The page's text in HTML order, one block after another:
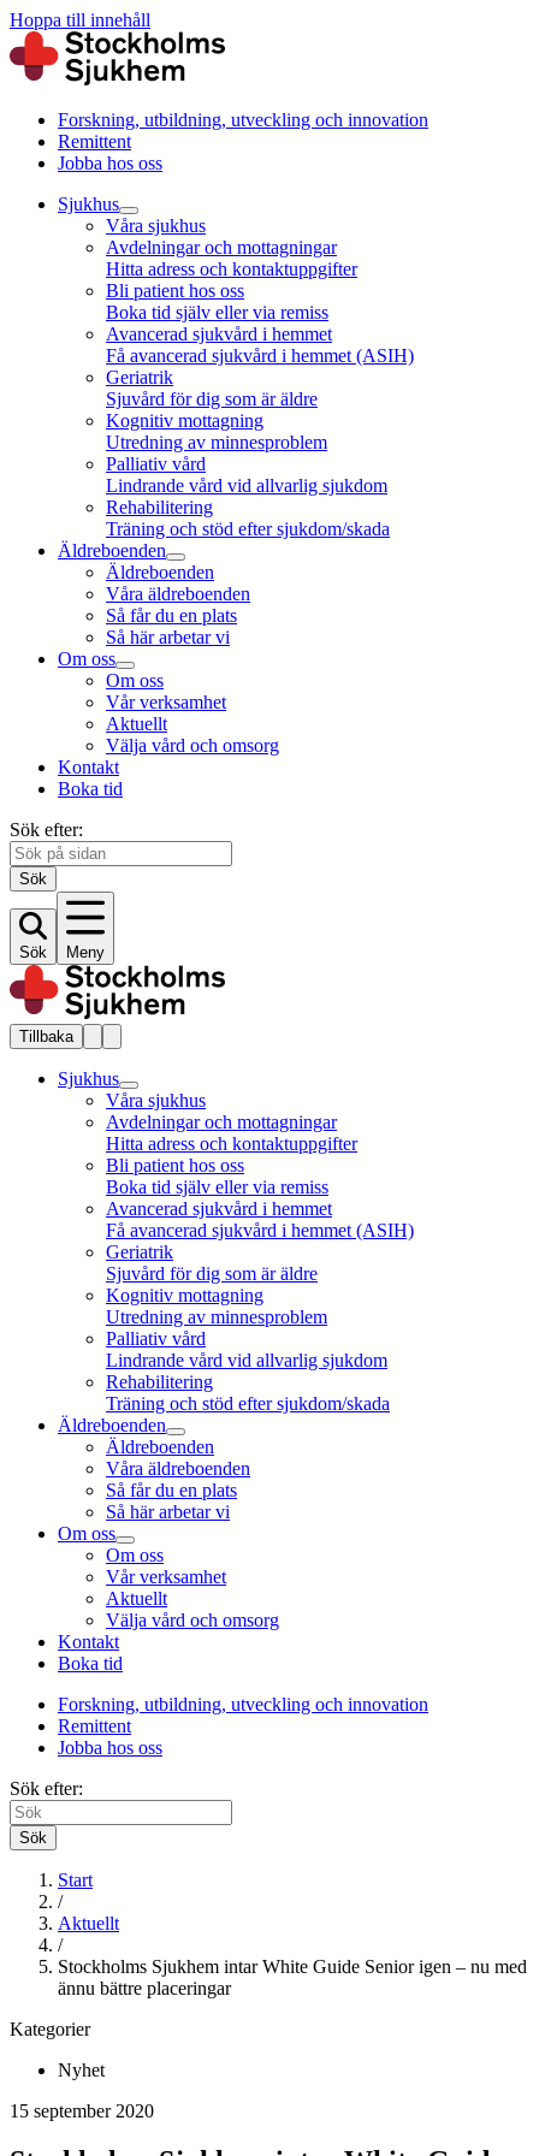
Hoppa till innehåll
Forskning, utbildning, utveckling och innovation
Remittent
Jobba hos oss
Sjukhus
Våra sjukhus
Avdelningar och mottagningar
Hitta adress och kontaktuppgifter
Bli patient hos oss
Boka tid själv eller via remiss
Avancerad sjukvård i hemmet
Få avancerad sjukvård i hemmet (ASIH)
Geriatrik
Sjuvård för dig som är äldre
Kognitiv mottagning
Utredning av minnesproblem
Palliativ vård
Lindrande vård vid allvarlig sjukdom
Rehabilitering
Träning och stöd efter sjukdom/skada
Äldreboenden
Äldreboenden
Våra äldreboenden
Så får du en plats
Så här arbetar vi
Om oss
Om oss
Vår verksamhet
Aktuellt
Välja vård och omsorg
Kontakt
Boka tid
Sök efter:
Sök
Sök Meny
Tillbaka
Sjukhus
Våra sjukhus
Avdelningar och mottagningar
Hitta adress och kontaktuppgifter
Bli patient hos oss
Boka tid själv eller via remiss
Avancerad sjukvård i hemmet
Få avancerad sjukvård i hemmet (ASIH)
Geriatrik
Sjuvård för dig som är äldre
Kognitiv mottagning
Utredning av minnesproblem
Palliativ vård
Lindrande vård vid allvarlig sjukdom
Rehabilitering
Träning och stöd efter sjukdom/skada
Äldreboenden
Äldreboenden
Våra äldreboenden
Så får du en plats
Så här arbetar vi
Om oss
Om oss
Vår verksamhet
Aktuellt
Välja vård och omsorg
Kontakt
Boka tid
Forskning, utbildning, utveckling och innovation
Remittent
Jobba hos oss
Sök efter:
Sök
Start
/
Aktuellt
/
Stockholms Sjukhem intar White Guide Senior igen – nu med
ännu bättre placeringar
Kategorier
Nyhet
15 september 2020